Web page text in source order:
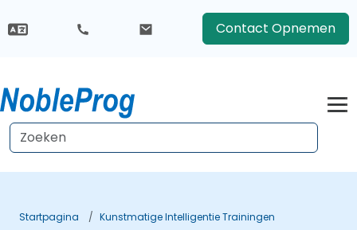
Contact Opnemen
Startpagina
Kunstmatige Intelligentie Trainingen